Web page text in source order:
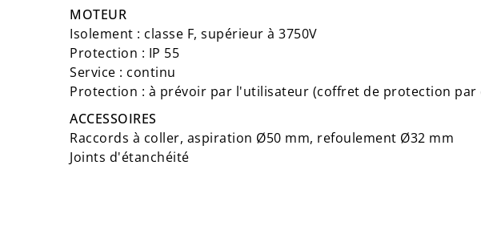
MOTEUR
Isolement : classe F, supérieur à 3750V
Protection : IP 55
Service : continu
Protection : à prévoir par l'utilisateur (coffret de protection par
ACCESSOIRES
Raccords à coller, aspiration Ø50 mm, refoulement Ø32 mm
Joints d'étanchéité